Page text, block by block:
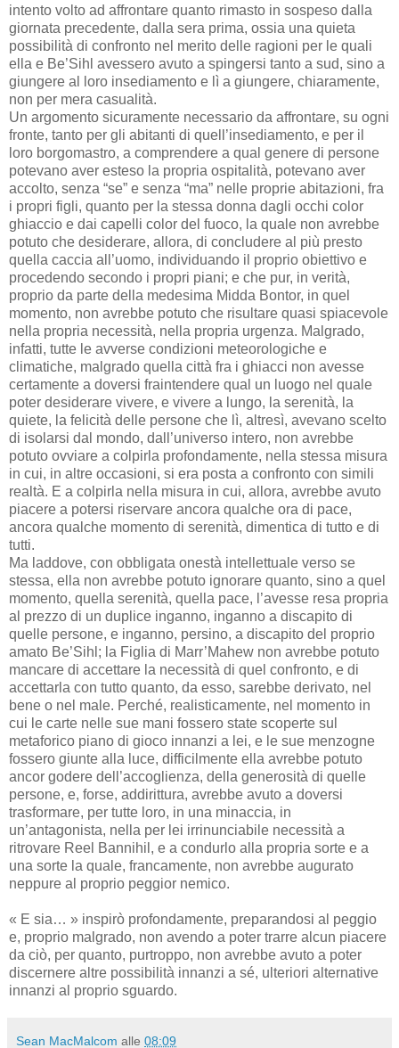
intento volto ad affrontare quanto rimasto in sospeso dalla
giornata precedente, dalla sera prima, ossia una quieta
possibilità di confronto nel merito delle ragioni per le quali
ella e Be’Sihl avessero avuto a spingersi tanto a sud, sino a
giungere al loro insediamento e lì a giungere, chiaramente,
non per mera casualità.
Un argomento sicuramente necessario da affrontare, su ogni
fronte, tanto per gli abitanti di quell’insediamento, e per il
loro borgomastro, a comprendere a qual genere di persone
potevano aver esteso la propria ospitalità, potevano aver
accolto, senza “se” e senza “ma” nelle proprie abitazioni, fra
i propri figli, quanto per la stessa donna dagli occhi color
ghiaccio e dai capelli color del fuoco, la quale non avrebbe
potuto che desiderare, allora, di concludere al più presto
quella caccia all’uomo, individuando il proprio obiettivo e
procedendo secondo i propri piani; e che pur, in verità,
proprio da parte della medesima Midda Bontor, in quel
momento, non avrebbe potuto che risultare quasi spiacevole
nella propria necessità, nella propria urgenza. Malgrado,
infatti, tutte le avverse condizioni meteorologiche e
climatiche, malgrado quella città fra i ghiacci non avesse
certamente a doversi fraintendere qual un luogo nel quale
poter desiderare vivere, e vivere a lungo, la serenità, la
quiete, la felicità delle persone che lì, altresì, avevano scelto
di isolarsi dal mondo, dall’universo intero, non avrebbe
potuto ovviare a colpirla profondamente, nella stessa misura
in cui, in altre occasioni, si era posta a confronto con simili
realtà. E a colpirla nella misura in cui, allora, avrebbe avuto
piacere a potersi riservare ancora qualche ora di pace,
ancora qualche momento di serenità, dimentica di tutto e di
tutti.
Ma laddove, con obbligata onestà intellettuale verso se
stessa, ella non avrebbe potuto ignorare quanto, sino a quel
momento, quella serenità, quella pace, l’avesse resa propria
al prezzo di un duplice inganno, inganno a discapito di
quelle persone, e inganno, persino, a discapito del proprio
amato Be’Sihl; la Figlia di Marr’Mahew non avrebbe potuto
mancare di accettare la necessità di quel confronto, e di
accettarla con tutto quanto, da esso, sarebbe derivato, nel
bene o nel male. Perché, realisticamente, nel momento in
cui le carte nelle sue mani fossero state scoperte sul
metaforico piano di gioco innanzi a lei, e le sue menzogne
fossero giunte alla luce, difficilmente ella avrebbe potuto
ancor godere dell’accoglienza, della generosità di quelle
persone, e, forse, addirittura, avrebbe avuto a doversi
trasformare, per tutte loro, in una minaccia, in
un’antagonista, nella per lei irrinunciabile necessità a
ritrovare Reel Bannihil, e a condurlo alla propria sorte e a
una sorte la quale, francamente, non avrebbe augurato
neppure al proprio peggior nemico.
« E sia… » inspirò profondamente, preparandosi al peggio
e, proprio malgrado, non avendo a poter trarre alcun piacere
da ciò, per quanto, purtroppo, non avrebbe avuto a poter
discernere altre possibilità innanzi a sé, ulteriori alternative
innanzi al proprio sguardo.
Sean MacMalcom alle 08:09